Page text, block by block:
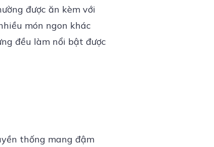
được ăn kèm với
món ngon khác
đều làm nổi bật được
thống mang đậm